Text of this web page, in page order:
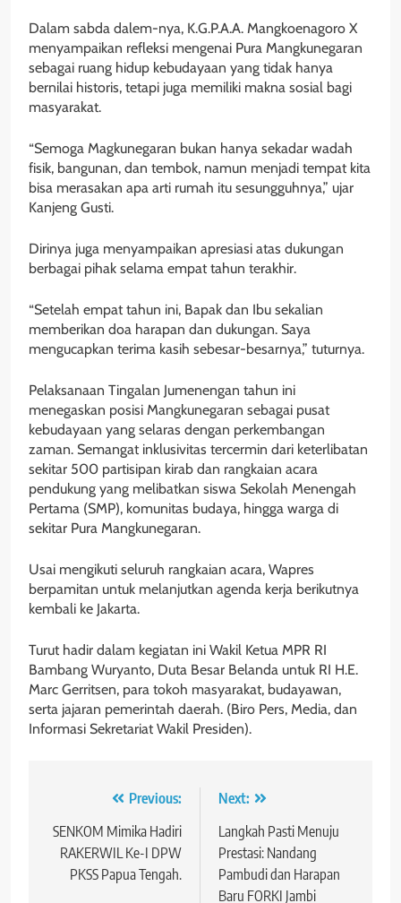
Dalam sabda dalem-nya, K.G.P.A.A. Mangkoenagoro X
menyampaikan refleksi mengenai Pura Mangkunegaran
sebagai ruang hidup kebudayaan yang tidak hanya
bernilai historis, tetapi juga memiliki makna sosial bagi
masyarakat.
“Semoga Magkunegaran bukan hanya sekadar wadah
fisik, bangunan, dan tembok, namun menjadi tempat kita
bisa merasakan apa arti rumah itu sesungguhnya,” ujar
Kanjeng Gusti.
Dirinya juga menyampaikan apresiasi atas dukungan
berbagai pihak selama empat tahun terakhir.
“Setelah empat tahun ini, Bapak dan Ibu sekalian
memberikan doa harapan dan dukungan. Saya
mengucapkan terima kasih sebesar-besarnya,” tuturnya.
Pelaksanaan Tingalan Jumenengan tahun ini
menegaskan posisi Mangkunegaran sebagai pusat
kebudayaan yang selaras dengan perkembangan
zaman. Semangat inklusivitas tercermin dari keterlibatan
sekitar 500 partisipan kirab dan rangkaian acara
pendukung yang melibatkan siswa Sekolah Menengah
Pertama (SMP), komunitas budaya, hingga warga di
sekitar Pura Mangkunegaran.
Usai mengikuti seluruh rangkaian acara, Wapres
berpamitan untuk melanjutkan agenda kerja berikutnya
kembali ke Jakarta.
Turut hadir dalam kegiatan ini Wakil Ketua MPR RI
Bambang Wuryanto, Duta Besar Belanda untuk RI H.E.
Marc Gerritsen, para tokoh masyarakat, budayawan,
serta jajaran pemerintah daerah. (Biro Pers, Media, dan
Informasi Sekretariat Wakil Presiden).
Navigasi
pos
Previous:
SENKOM Mimika Hadiri
RAKERWIL Ke-I DPW
PKSS Papua Tengah.
Next:
Langkah Pasti Menuju
Prestasi: Nandang
Pambudi dan Harapan
Baru FORKI Jambi